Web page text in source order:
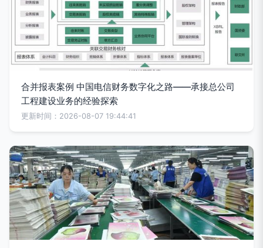
合并报表案例 中国电信财务数字化之路——承接总公司
工程建设业务的经验探索
更新时间：2026-08-07 19:44:41